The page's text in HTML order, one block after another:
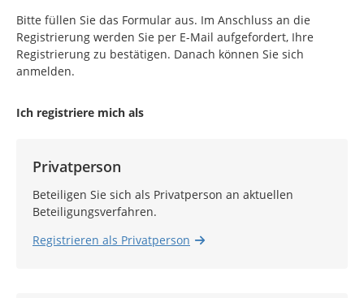
Bitte füllen Sie das Formular aus. Im Anschluss an die
Registrierung werden Sie per E-Mail aufgefordert, Ihre
Registrierung zu bestätigen. Danach können Sie sich
anmelden.
Ich registriere mich als
Privatperson
Beteiligen Sie sich als Privatperson an aktuellen
Beteiligungsverfahren.
Registrieren als Privatperson